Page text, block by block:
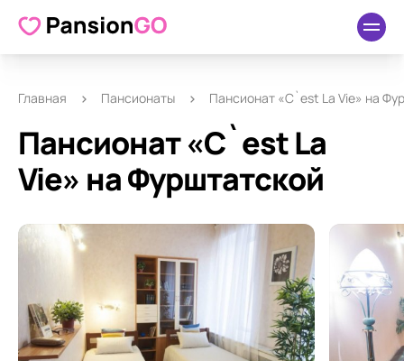
О пансионате Удобства Отзывы
Главная Пансионаты Пансионат «C`est La Vie» на
Пансионат «C`est La
Vie» на Фурштатской